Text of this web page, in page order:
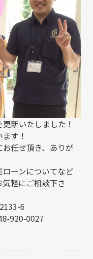
更新いたしました！
す！
任せ頂き、ありが
ーンについてなど
軽にご相談下さ
6
920-0027